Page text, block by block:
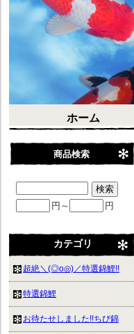
ホーム
商品検索
円～ 円
カテゴリ
超絶＼(◎o◎)／特選錦鯉!!
特選錦鯉
お待たせしました!!ちび錦